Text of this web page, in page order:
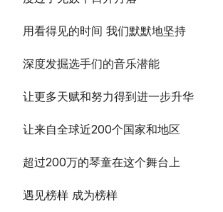
用看得见的时间 我们默默地坚持
深度发掘选手们的音乐潜能
让更多天赋和努力得到进一步升华
让来自全球近200个国家和地区
超过200万的琴童在这个舞台上
遇见榜样 成为榜样